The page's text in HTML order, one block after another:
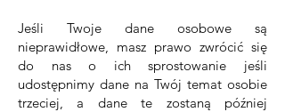
Jeśli Twoje dane osobowe są
nieprawidłowe, masz prawo zwrócić się
do nas o ich sprostowanie jeśli
udostępnimy dane na Twój temat osobie
trzeciej, a dane te zostaną później